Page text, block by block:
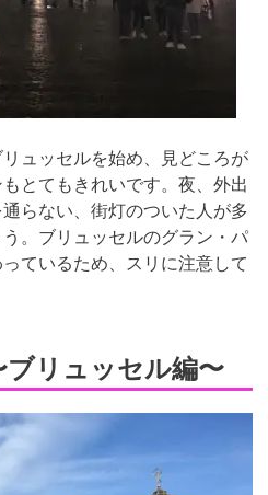
ュッセルを始め、見どころが
とてもきれいです。夜、外出
らない、街灯のついた人が多
。ブリュッセルのグラン・パ
ているため、スリに注意して
リュッセル編〜